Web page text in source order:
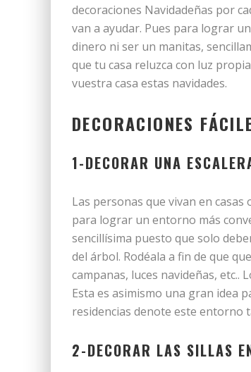
decoraciones Navidadeñas por
van a ayudar. Pues para lograr
dinero ni ser un manitas,
que tu casa reluzca con luz
vuestra casa estas navidades.
DECORACIONES
1-DECORAR UNA
Las personas que vivan en
para lograr un entorno más
sencillísima puesto que solo
del árbol. Rodéala a fin de que
campanas, luces navideñas,
Esta es asimismo una gran idea
residencias denote este entorno
2-DECORAR LAS SILLAS